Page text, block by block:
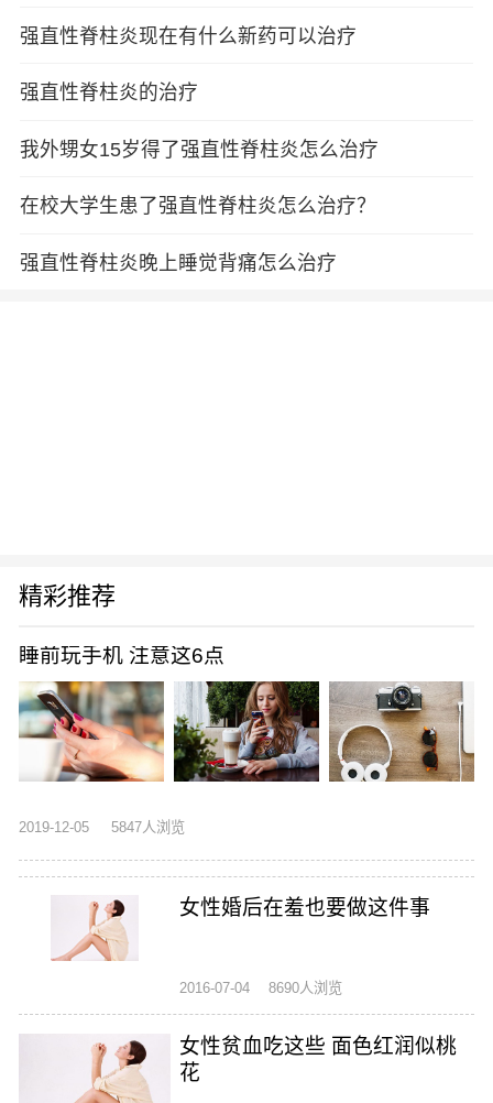
强直性脊柱炎现在有什么新药可以治疗
强直性脊柱炎的治疗
我外甥女15岁得了强直性脊柱炎怎么治疗
在校大学生患了强直性脊柱炎怎么治疗？
强直性脊柱炎晚上睡觉背痛怎么治疗
精彩推荐
睡前玩手机 注意这6点
2019-12-05 5847人浏览
女性婚后在羞也要做这件事
2016-07-04 8690人浏览
女性贫血吃这些 面色红润似桃
花